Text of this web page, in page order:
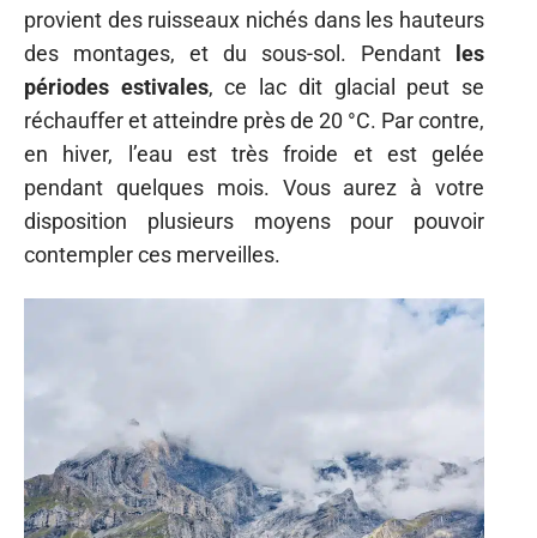
provient des ruisseaux nichés dans les hauteurs
des montages, et du sous-sol. Pendant les
périodes estivales, ce lac dit glacial peut se
réchauffer et atteindre près de 20 °C. Par contre,
en hiver, l’eau est très froide et est gelée
pendant quelques mois. Vous aurez à votre
disposition plusieurs moyens pour pouvoir
contempler ces merveilles.